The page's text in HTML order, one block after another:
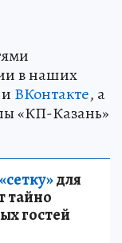
в наших
и ВКонтакте, а
«КП-Казань»
для
тайно
гостей